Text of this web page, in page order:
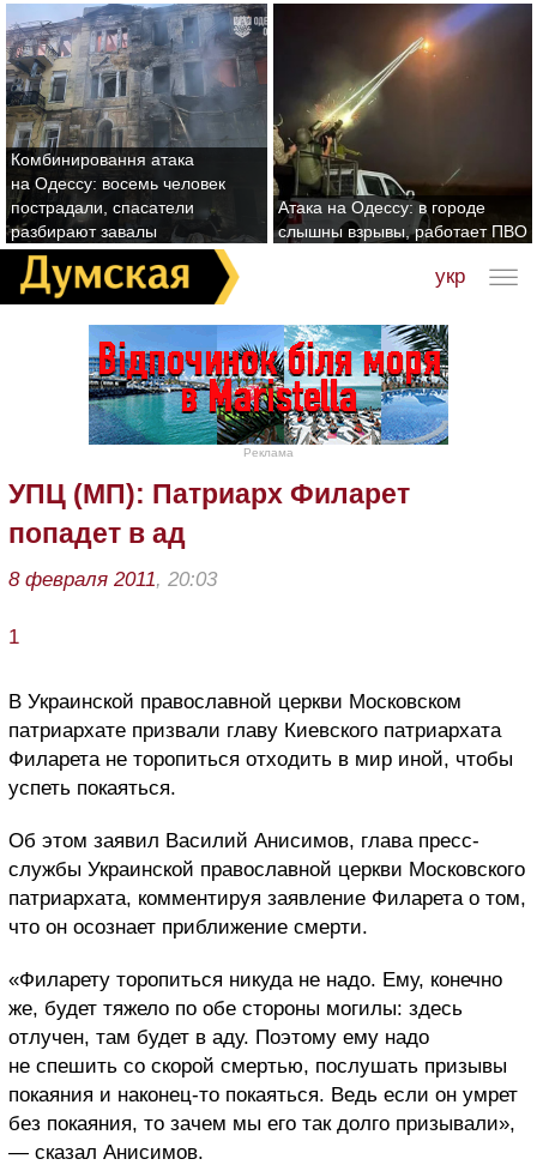
Комбинировання атака
на Одессу: восемь человек
пострадали, спасатели
разбирают завалы
Атака на Одессу: в городе
слышны взрывы, работает ПВО
укр
Реклама
УПЦ (МП): Патриарх Филарет
попадет в ад
8 февраля 2011, 20:03
1
В Украинской православной церкви Московском
патриархате призвали главу Киевского патриархата
Филарета не торопиться отходить в мир иной, чтобы
успеть покаяться.
Об этом заявил Василий Анисимов, глава пресс-
службы Украинской православной церкви Московского
патриархата, комментируя заявление Филарета о том,
что он осознает приближение смерти.
«Филарету торопиться никуда не надо. Ему, конечно
же, будет тяжело по обе стороны могилы: здесь
отлучен, там будет в аду. Поэтому ему надо
не спешить со скорой смертью, послушать призывы
покаяния и наконец-то покаяться. Ведь если он умрет
без покаяния, то зачем мы его так долго призывали»,
— сказал Анисимов.